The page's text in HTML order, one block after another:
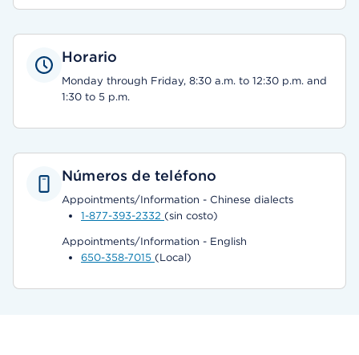
Horario
Monday through Friday, 8:30 a.m. to 12:30 p.m. and
1:30 to 5 p.m.
Números de teléfono
Appointments/Information - Chinese dialects
1-877-393-2332 (sin costo)
Appointments/Information - English
650-358-7015 (Local)